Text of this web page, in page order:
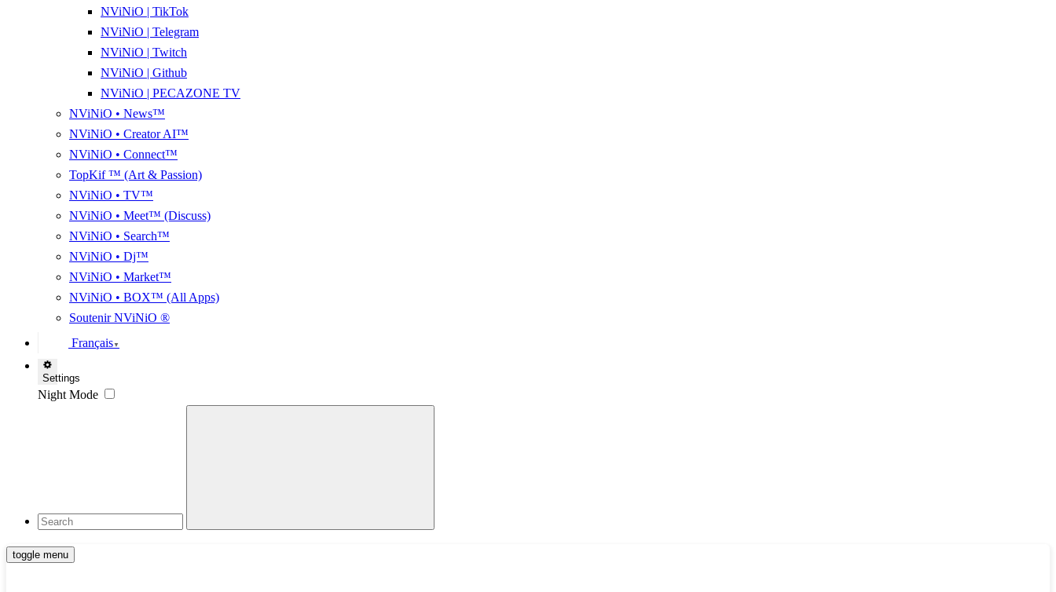
NViNiO | TikTok
NViNiO | Telegram
NViNiO | Twitch
NViNiO | Github
NViNiO | PECAZONE TV
NViNiO • News™
NViNiO • Creator AI™
NViNiO • Connect™
TopKif ™ (Art & Passion)
NViNiO • TV™
NViNiO • Meet™ (Discuss)
NViNiO • Search™
NViNiO • Dj™
NViNiO • Market™
NViNiO • BOX™ (All Apps)
Soutenir NViNiO ®
Français ▼
Settings
Night Mode
toggle menu